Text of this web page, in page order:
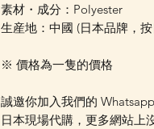
素材・成分：Polyester
生産地：中國 (日本品牌，
※ 價格為一隻的價格
誠邀你加入我們的
日本現場代購，更多網站上